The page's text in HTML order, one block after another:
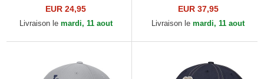
Club Structured Chicago
White Sox MLB Nike
EUR 24,95
Livraison le mardi, 11 aout
Bill Los Angeles Dodgers
MLB Nike
EUR 37,95
Livraison le mardi, 11 aout